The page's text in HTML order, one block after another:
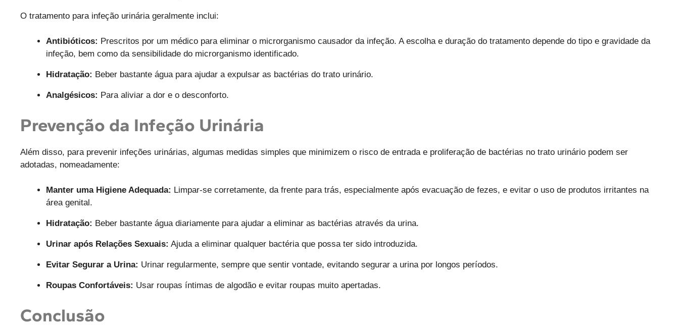
O tratamento para infeção urinária geralmente inclui:
Antibióticos: Prescritos por um médico para eliminar o microrganismo causador da infeção. A escolha e duração do tratamento depende do tipo e gravidade da
infeção, bem como da sensibilidade do microrganismo identificado.
Hidratação: Beber bastante água para ajudar a expulsar as bactérias do trato urinário.
Analgésicos: Para aliviar a dor e o desconforto.
Prevenção da Infeção Urinária
Além disso, para prevenir infeções urinárias, algumas medidas simples que minimizem o risco de entrada e proliferação de bactérias no trato urinário podem ser
adotadas, nomeadamente:
Manter uma Higiene Adequada: Limpar-se corretamente, da frente para trás, especialmente após evacuação de fezes, e evitar o uso de produtos irritantes na
área genital.
Hidratação: Beber bastante água diariamente para ajudar a eliminar as bactérias através da urina.
Urinar após Relações Sexuais: Ajuda a eliminar qualquer bactéria que possa ter sido introduzida.
Evitar Segurar a Urina: Urinar regularmente, sempre que sentir vontade, evitando segurar a urina por longos períodos.
Roupas Confortáveis: Usar roupas íntimas de algodão e evitar roupas muito apertadas.
Conclusão